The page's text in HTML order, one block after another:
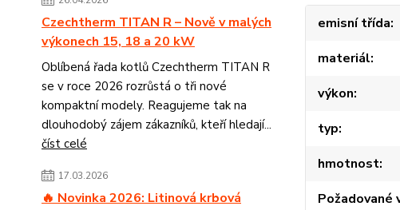
Czechtherm TITAN R – Nově v malých
výkonech 15, 18 a 20 kW
Oblíbená řada kotlů Czechtherm TITAN R
se v roce 2026 rozrůstá o tři nové
kompaktní modely. Reagujeme tak na
dlouhodobý zájem zákazníků, kteří hledají...
číst celé
17.03.2026
🔥 Novinka 2026: Litinová krbová
emisní třída
materiál
výkon
typ
hmotnost